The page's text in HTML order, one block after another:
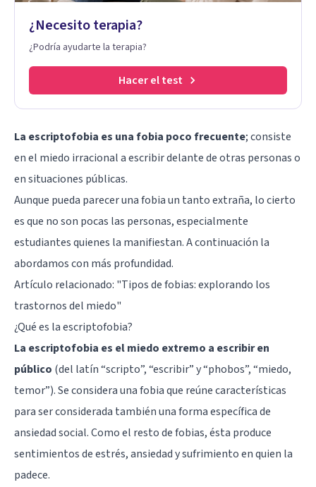
¿Necesito terapia?
¿Podría ayudarte la terapia?
Hacer el test
La escriptofobia es una fobia poco frecuente; consiste
en el miedo irracional a escribir delante de otras personas o
en situaciones públicas.
Aunque pueda parecer una fobia un tanto extraña, lo cierto
es que no son pocas las personas, especialmente
estudiantes quienes la manifiestan. A continuación la
abordamos con más profundidad.
Artículo relacionado: "Tipos de fobias: explorando los
trastornos del miedo"
¿Qué es la escriptofobia?
La escriptofobia es el miedo extremo a escribir en
público (del latín “scripto”, “escribir” y “phobos”, “miedo,
temor”). Se considera una fobia que reúne características
para ser considerada también una forma específica de
ansiedad social. Como el resto de fobias, ésta produce
sentimientos de estrés, ansiedad y sufrimiento en quien la
padece.